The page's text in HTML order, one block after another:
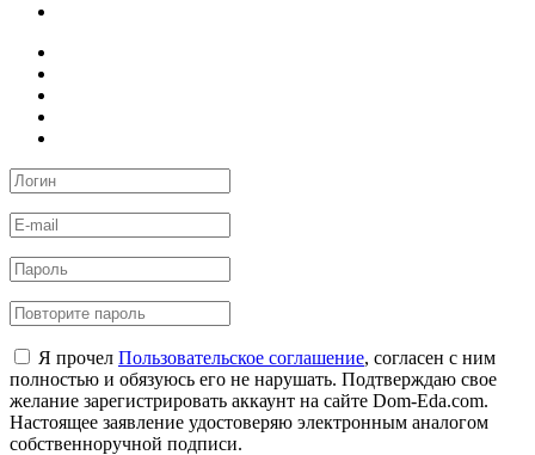
Я прочел Пользовательское соглашение, согласен с ним
полностью и обязуюсь его не нарушать. Подтверждаю свое
желание зарегистрировать аккаунт на сайте Dom-Eda.com.
Настоящее заявление удостоверяю электронным аналогом
собственноручной подписи.